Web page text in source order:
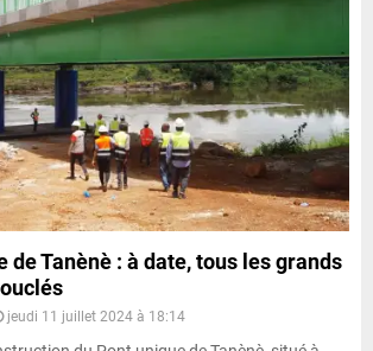
de Tanènè : à date, tous les grands
jeudi 11 juillet 2024 à 18:14